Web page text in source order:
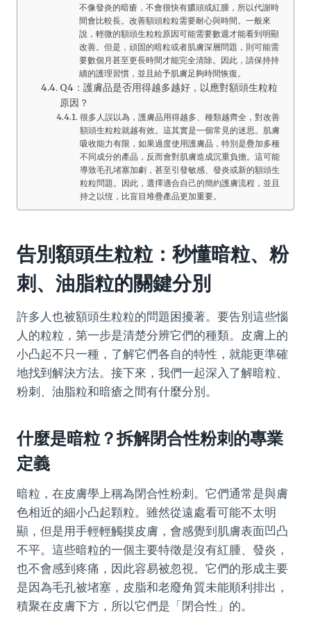
不像發炎的暗瘡，不會很快有膿頭或紅腫，所以代謝時
間會比較長。改善額頭粒粒需要耐心與時間。一般來
說，輕微的額頭生粒粒原因可能需要數週才能看到明顯
改善。但是，頑固的暗粒或者肌膚深層問題，則可能需
要數個月甚至更長時間才能完全清除。因此，請保持持
續的護理習慣，並且給予肌膚足夠時間恢復。
Q4：護膚品是否用得越多越好，以應對額頭生粒粒
原因？
很多人誤以為，護膚品用得越多、種類越齊全，對改善
額頭生粒粒就越有效。這其實是一個常見的迷思。肌膚
吸收能力有限，如果過度使用護膚品，特別是疊加多種
不同成分的產品，反而會對肌膚造成沉重負擔。這可能
導致毛孔堵塞加劇，甚至引發敏感、發炎或新的額頭生
粒粒問題。因此，選擇適合自己的簡約護膚流程，並且
持之以恆，比盲目堆疊產品更加重要。
告別額頭生粒粒：秒懂暗粒、粉
刺、油脂粒的關鍵分別
許多人也被額頭生粒粒的問題困擾著。要告別這些惱
人的粒粒，第一步是清楚分辨它們的種類。皮膚上的
小凸起不只一種，了解它們各自的特性，就能更準確
地找到解決方法。接下來，我們一起深入了解暗粒、
粉刺、油脂粒和暗瘡之間有什麼分別。
什麼是暗粒？拆解閉合性粉刺的專業
定義
暗粒，在皮膚學上稱為閉合性粉刺。它們通常是與膚
色相近的細小凸起顆粒。雖然從遠處看可能不太明
顯，但是用手輕輕觸摸皮膚，會感覺到肌膚表面凹凸
不平。這些暗粒的一個主要特徵是沒有紅腫、發炎，
也不會感到疼痛，因此容易被忽視。它們的形成主要
是因為毛孔被堵塞，皮脂和老廢角質未能順利排出，
積聚在皮膚下方，所以它們是「閉合性」的。